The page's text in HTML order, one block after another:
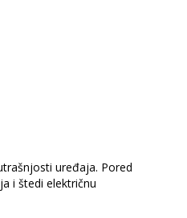
uređaja. Pored
i štedi električnu